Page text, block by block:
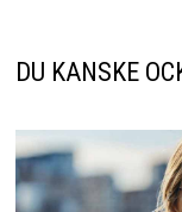
DU KANSKE